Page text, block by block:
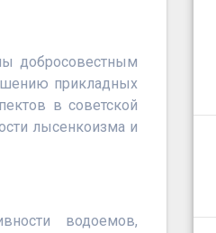
добросовестным
прикладных
в советской
лысенкоизма и
водоемов,